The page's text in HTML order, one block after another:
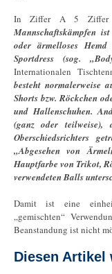
In Ziffer A 5 Ziffer
Mannschaftskämpfen
oder ärmelloses
Sportdress (sog.
Internationalen
besteht normalerweise
Shorts bzw. Röckchen
und Hallenschuhen.
(ganz oder
Oberschiedsrichters
„Abgesehen von
Hauptfarbe von Trikot,
verwendeten Balls
Damit ist eine
„gemischten“
Beanstandung ist nicht
Diesen Artikel